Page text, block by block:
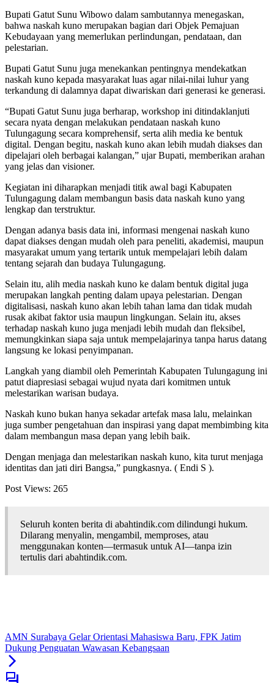
Bupati Gatut Sunu Wibowo dalam sambutannya menegaskan,
bahwa naskah kuno merupakan bagian dari Objek Pemajuan
Kebudayaan yang memerlukan perlindungan, pendataan, dan
pelestarian.
Bupati Gatut Sunu juga menekankan pentingnya mendekatkan
naskah kuno kepada masyarakat luas agar nilai-nilai luhur yang
terkandung di dalamnya dapat diwariskan dari generasi ke generasi.
“Bupati Gatut Sunu juga berharap, workshop ini ditindaklanjuti
secara nyata dengan melakukan pendataan naskah kuno
Tulungagung secara komprehensif, serta alih media ke bentuk
digital. Dengan begitu, naskah kuno akan lebih mudah diakses dan
dipelajari oleh berbagai kalangan,” ujar Bupati, memberikan arahan
yang jelas dan visioner.
Kegiatan ini diharapkan menjadi titik awal bagi Kabupaten
Tulungagung dalam membangun basis data naskah kuno yang
lengkap dan terstruktur.
Dengan adanya basis data ini, informasi mengenai naskah kuno
dapat diakses dengan mudah oleh para peneliti, akademisi, maupun
masyarakat umum yang tertarik untuk mempelajari lebih dalam
tentang sejarah dan budaya Tulungagung.
Selain itu, alih media naskah kuno ke dalam bentuk digital juga
merupakan langkah penting dalam upaya pelestarian. Dengan
digitalisasi, naskah kuno akan lebih tahan lama dan tidak mudah
rusak akibat faktor usia maupun lingkungan. Selain itu, akses
terhadap naskah kuno juga menjadi lebih mudah dan fleksibel,
memungkinkan siapa saja untuk mempelajarinya tanpa harus datang
langsung ke lokasi penyimpanan.
Langkah yang diambil oleh Pemerintah Kabupaten Tulungagung ini
patut diapresiasi sebagai wujud nyata dari komitmen untuk
melestarikan warisan budaya.
Naskah kuno bukan hanya sekadar artefak masa lalu, melainkan
juga sumber pengetahuan dan inspirasi yang dapat membimbing kita
dalam membangun masa depan yang lebih baik.
Dengan menjaga dan melestarikan naskah kuno, kita turut menjaga
identitas dan jati diri Bangsa,” pungkasnya. ( Endi S ).
Post Views: 265
Seluruh konten berita di abahtindik.com dilindungi hukum.
Dilarang menyalin, mengambil, memproses, atau
menggunakan konten—termasuk untuk AI—tanpa izin
tertulis dari abahtindik.com.
AMN Surabaya Gelar Orientasi Mahasiswa Baru, FPK Jatim
Dukung Penguatan Wawasan Kebangsaan